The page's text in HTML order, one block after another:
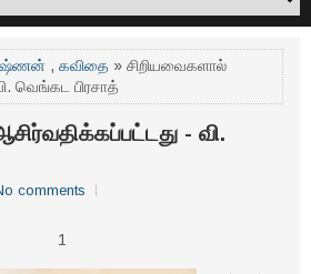
, கவிதை » சிறியவைகளால்
வெங்கட பிரசாத்
- வி.
comments
1